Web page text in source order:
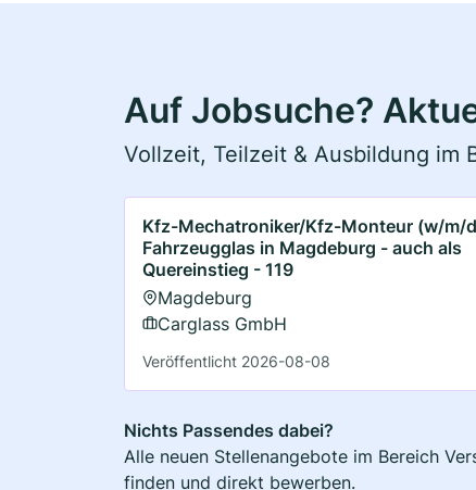
Auf Jobsuche?
Vollzeit, Teilzeit & Ausbildung im
Kfz-Mechatroniker/Kfz-Monteur (w/m/
Fahrzeugglas in Magdeburg - auch als
Quereinstieg - 119
Magdeburg
Carglass GmbH
Veröffentlicht 2026-08-08
Nichts Passendes dabei?
Alle neuen Stellenangebote im Bereich
finden und direkt bewerben.